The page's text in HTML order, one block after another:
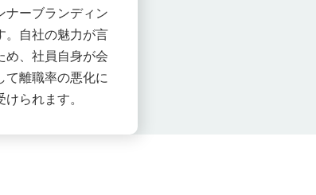
ナーブランディン
。自社の魅力が言
め、社員自身が会
て離職率の悪化に
られます。